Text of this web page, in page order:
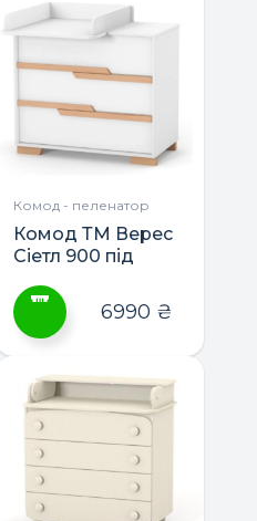
Комод - пеленатор
Комод ТМ Верес
Сіетл 900 під
пеленатор
товар
має
кілька
варіантів.
Параметри
можна
6990 ₴